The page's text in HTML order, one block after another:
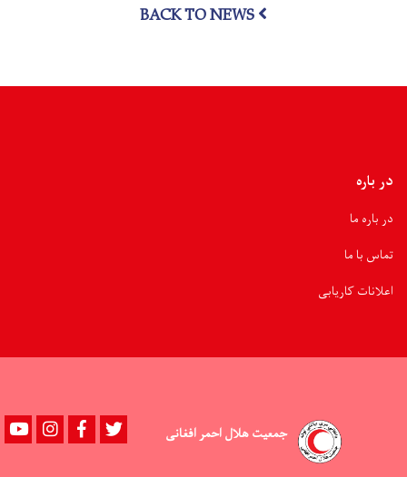
۵۰۰
BACK TO NEWS
در باره
در باره ما
تماس با ما
اعلانات کاریابی
جمعیت هلال احمر افغانی YoutubeinstagramFacebook